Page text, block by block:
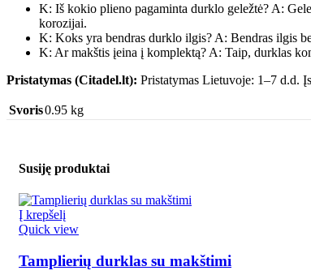
K: Iš kokio plieno pagaminta durklo geležtė? A:
korozijai.
K: Koks yra bendras durklo ilgis? A: Bendras ilgis
K: Ar makštis įeina į komplektą? A: Taip, durklas
Pristatymas (Citadel.lt): Pristatymas Lietuvoje: 1–7 d.d.
Svoris0.95 kg
Susiję produktai
Į krepšelį
Quick view
Tamplierių durklas su makštimi